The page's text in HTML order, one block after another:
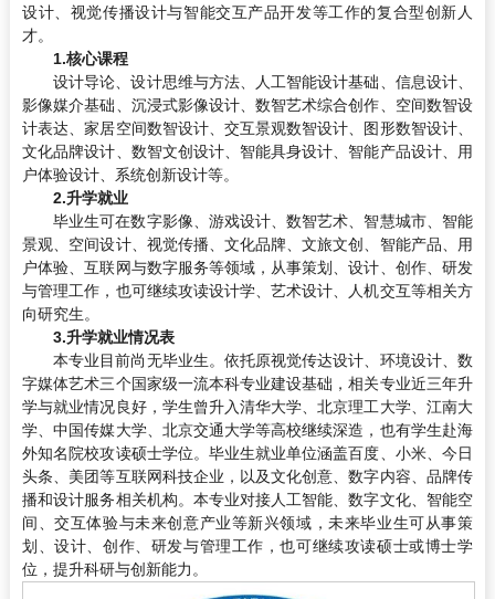
设计、视觉传播设计与智能交互产品开发等工作的复合型创新人
才。
1.核心课程
设计导论、设计思维与方法、人工智能设计基础、信息设计、
影像媒介基础、沉浸式影像设计、数智艺术综合创作、空间数智设
计表达、家居空间数智设计、交互景观数智设计、图形数智设计、
文化品牌设计、数智文创设计、智能具身设计、智能产品设计、用
户体验设计、系统创新设计等。
2.升学就业
毕业生可在数字影像、游戏设计、数智艺术、智慧城市、智能
景观、空间设计、视觉传播、文化品牌、文旅文创、智能产品、用
户体验、互联网与数字服务等领域，从事策划、设计、创作、研发
与管理工作，也可继续攻读设计学、艺术设计、人机交互等相关方
向研究生。
3.升学就业情况表
本专业目前尚无毕业生。依托原视觉传达设计、环境设计、数
字媒体艺术三个国家级一流本科专业建设基础，相关专业近三年升
学与就业情况良好，学生曾升入清华大学、北京理工大学、江南大
学、中国传媒大学、北京交通大学等高校继续深造，也有学生赴海
外知名院校攻读硕士学位。毕业生就业单位涵盖百度、小米、今日
头条、美团等互联网科技企业，以及文化创意、数字内容、品牌传
播和设计服务相关机构。本专业对接人工智能、数字文化、智能空
间、交互体验与未来创意产业等新兴领域，未来毕业生可从事策
划、设计、创作、研发与管理工作，也可继续攻读硕士或博士学
位，提升科研与创新能力。